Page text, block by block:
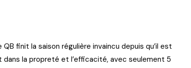
finit la saison régulière invaincu depuis qu’il est
dans la propreté et l’efficacité, avec seulement 5